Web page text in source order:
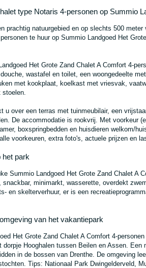
type Notaris 4-personen op Summio
prachtig natuurgebied en op slechts 500
te huur op Summio Landgoed Het
Het Grote Zand Chalet A Comfort 4-
wastafel en toilet, een woongedeelte
met kookplaat, koelkast met vriesvak,
u over een terras met tuinmeubilair, een
De accommodatie is rookvrij. Met voorkeur
boxspringbedden en huisdieren welkom/
voorkeuren, extra foto's, actuele prijzen en
het park
Summio Landgoed Het Grote Zand Chalet A
minimarkt, wasserette, overdekt
en skelterverhuur, er is een
van het vakantiepark
Het Grote Zand Chalet A Comfort 4-
dorpje Hooghalen tussen Beilen en Assen.
in de bossen van Drenthe. De omgeving
Tips: Nationaal Park Dwingelderveld,